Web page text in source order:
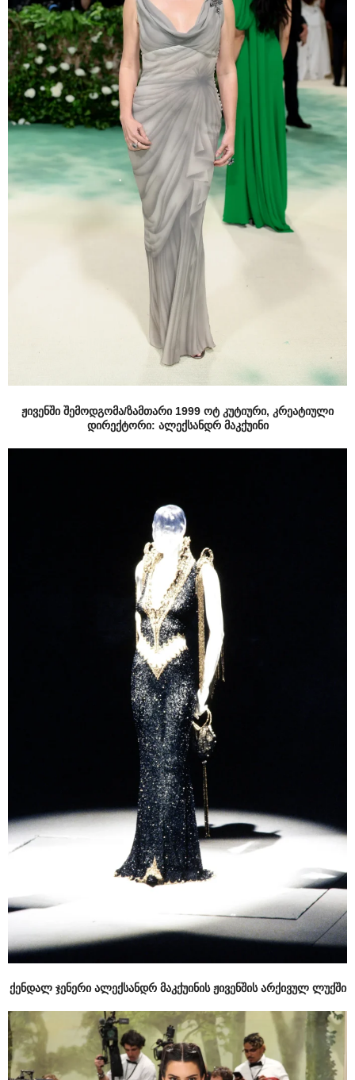
ჟივენში შემოდგომა/ზამთარი 1999 ოტ კუტიური, კრეატიული
დირექტორი: ალექსანდრ მაკქუინი
ქენდალ ჯენერი ალექსანდრ მაკქუინის ჟივენშის არქივულ ლუქში